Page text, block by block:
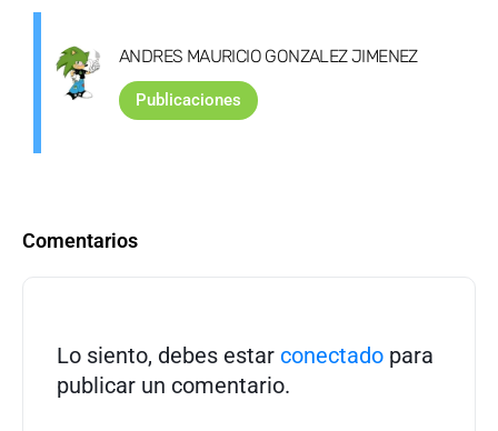
ANDRES MAURICIO GONZALEZ JIMENEZ
Publicaciones
Comentarios
Lo siento, debes estar conectado para
publicar un comentario.